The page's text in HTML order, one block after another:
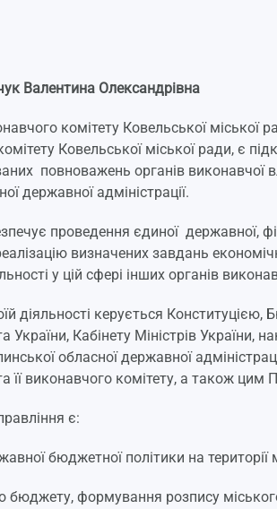
Валентина Олександрівна
комітету Ковельської міської
Ковельської міської ради, є
повноважень органів
державної адміністрації.
проведення єдиної державної,
визначених завдань
у цій сфері інших органів
діяльності керується
Кабінету Міністрів України,
обласної державної
її виконавчого комітету, а також
є:
бюджетної політики на території
бюджету, формування розпису